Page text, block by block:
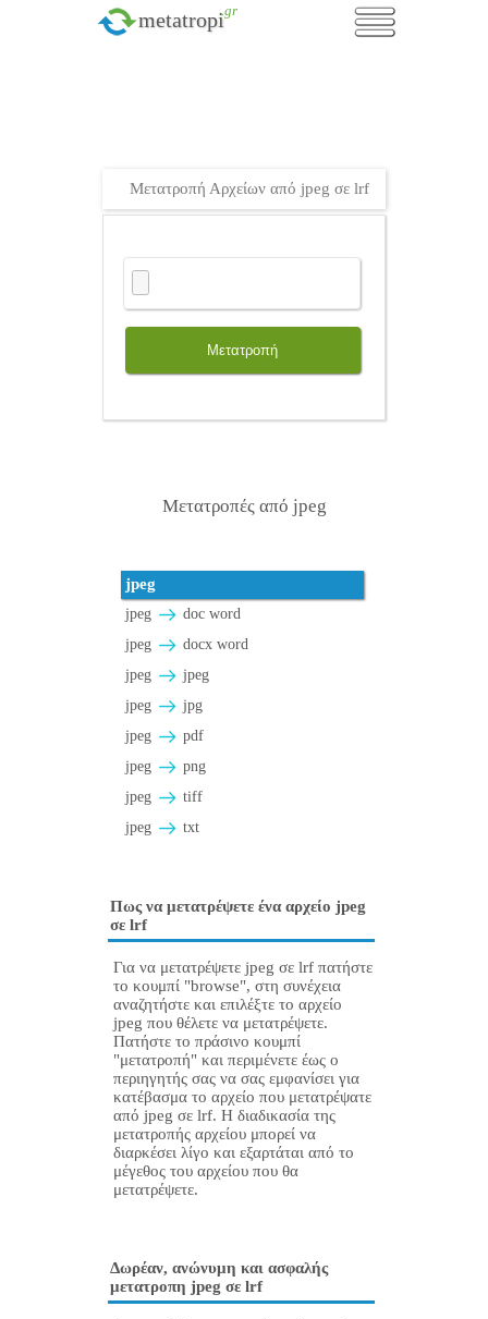
metatropi.gr
Μετατροπή Αρχείων από jpeg σε lrf
Μετατροπή
Μετατροπές από jpeg
jpeg
jpeg
doc word
jpeg
docx word
jpeg
jpeg
jpeg
jpg
jpeg
pdf
jpeg
png
jpeg
tiff
jpeg
txt
Πως να μετατρέψετε ένα αρχείο jpeg
σε lrf
Για να μετατρέψετε jpeg σε lrf πατήστε
το κουμπί "browse", στη συνέχεια
αναζητήστε και επιλέξτε το αρχείο
jpeg που θέλετε να μετατρέψετε.
Πατήστε το πράσινο κουμπί
"μετατροπή" και περιμένετε έως ο
περιηγητής σας να σας εμφανίσει για
κατέβασμα το αρχείο που μετατρέψατε
από jpeg σε lrf. Η διαδικασία της
μετατροπής αρχείου μπορεί να
διαρκέσει λίγο και εξαρτάται από το
μέγεθος του αρχείου που θα
μετατρέψετε.
Δωρέαν, ανώνυμη και ασφαλής
μετατροπη jpeg σε lrf